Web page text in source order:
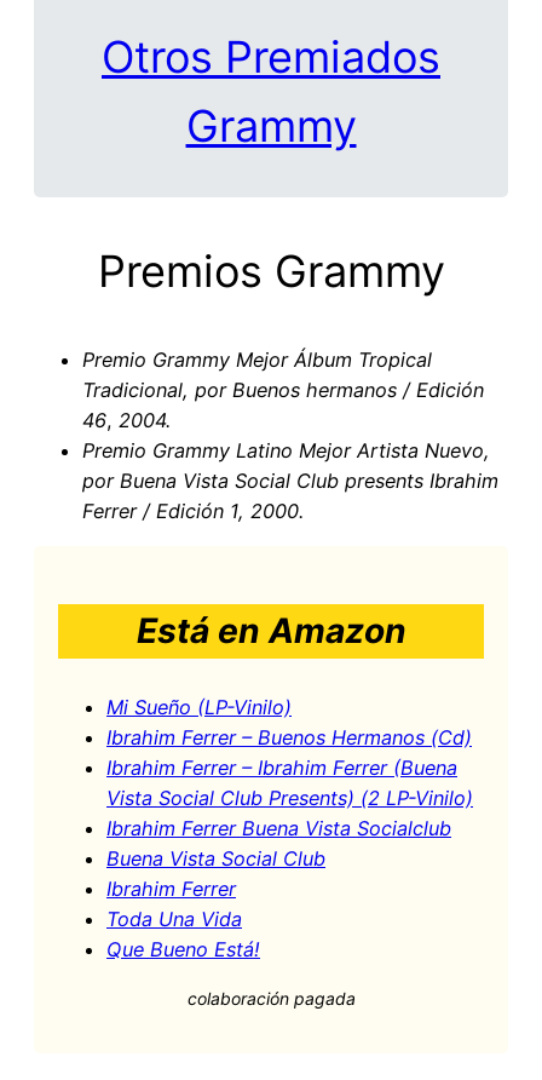
Otros Premiados
Grammy
Premios Grammy
Premio Grammy Mejor Álbum Tropical
Tradicional, por Buenos hermanos / Edición
46, 2004.
Premio Grammy Latino Mejor Artista Nuevo,
por Buena Vista Social Club presents Ibrahim
Ferrer / Edición 1, 2000.
Está en Amazon
Mi Sueño (LP-Vinilo)
Ibrahim Ferrer – Buenos Hermanos (Cd)
Ibrahim Ferrer – Ibrahim Ferrer (Buena
Vista Social Club Presents) (2 LP-Vinilo)
Ibrahim Ferrer Buena Vista Socialclub
Buena Vista Social Club
Ibrahim Ferrer
Toda Una Vida
Que Bueno Está!
colaboración pagada